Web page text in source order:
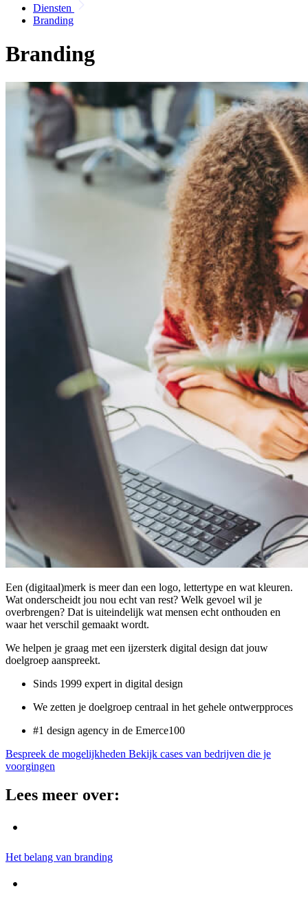
Diensten
Branding
Branding
Een (digitaal)merk is meer dan een logo, lettertype en wat kleuren.
Wat onderscheidt jou nou echt van rest? Welk gevoel wil je
overbrengen? Dat is uiteindelijk wat mensen echt onthouden en
waar het verschil gemaakt wordt.
We helpen je graag met een ijzersterk digital design dat jouw
doelgroep aanspreekt.
Sinds 1999 expert in digital design
We zetten je doelgroep centraal in het gehele ontwerpproces
#1 design agency in de Emerce100
Bespreek de mogelijkheden Bekijk cases van bedrijven die je
voorgingen
Lees meer over:
Het belang van branding